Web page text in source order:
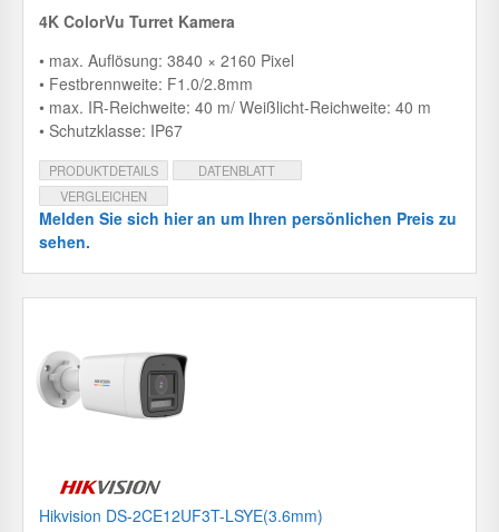
4K ColorVu Turret Kamera
• max. Auflösung: 3840 × 2160 Pixel
• Festbrennweite: F1.0/2.8mm
• max. IR-Reichweite: 40 m/ Weißlicht-Reichweite: 40 m
• Schutzklasse: IP67
PRODUKTDETAILS
DATENBLATT
VERGLEICHEN
Melden Sie sich hier an um Ihren persönlichen Preis zu
sehen.
Hikvision DS-2CE12UF3T-LSYE(3.6mm)